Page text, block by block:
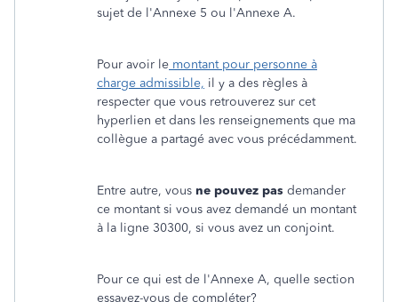
sujet de l'Annexe 5 ou l'Annexe A.
Pour avoir le montant pour personne à
charge admissible, il y a des règles à
respecter que vous retrouverez sur cet
hyperlien et dans les renseignements que ma
collègue a partagé avec vous précédamment.
Entre autre, vous ne pouvez pas demander
ce montant si vous avez demandé un montant
à la ligne 30300, si vous avez un conjoint.
Pour ce qui est de l'Annexe A, quelle section
essayez-vous de compléter?